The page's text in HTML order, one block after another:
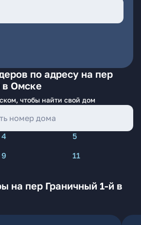
по адресу на пер
в Омске
чтобы найти свой дом
4
5
9
11
на пер Граничный 1-й в